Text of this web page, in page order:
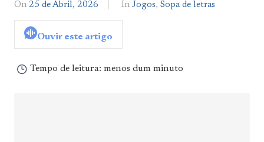
On 25 de Abril, 2026
By
a
In Jogos, Sopa de letras
Ouvir este artigo
Tempo de leitura: menos dum minuto